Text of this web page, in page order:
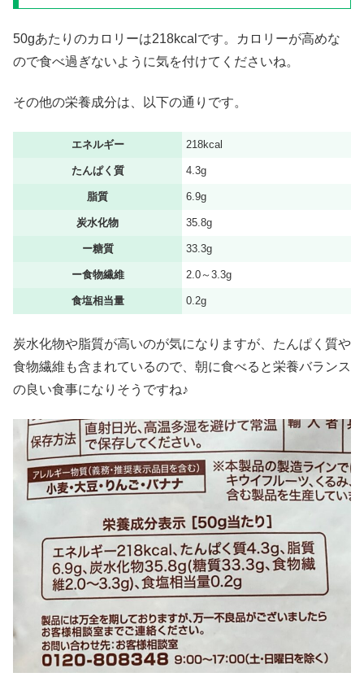
50gあたりのカロリーは218kcalです。カロリーが高めな
ので食べ過ぎないように気を付けてくださいね。
その他の栄養成分は、以下の通りです。
エネルギー 218kcal
たんぱく質 4.3g
脂質 6.9g
炭水化物 35.8g
ー糖質 33.3g
ー食物繊維 2.0～3.3g
食塩相当量 0.2g
炭水化物や脂質が高いのが気になりますが、たんぱく質や
食物繊維も含まれているので、朝に食べると栄養バランス
の良い食事になりそうですね♪